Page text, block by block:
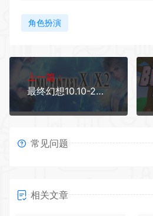
角色扮演
上一篇：
最终幻想10.10-2高清重制版/FINAL FANTASY X/X-2 HD Remaster
常见问题
相关文章